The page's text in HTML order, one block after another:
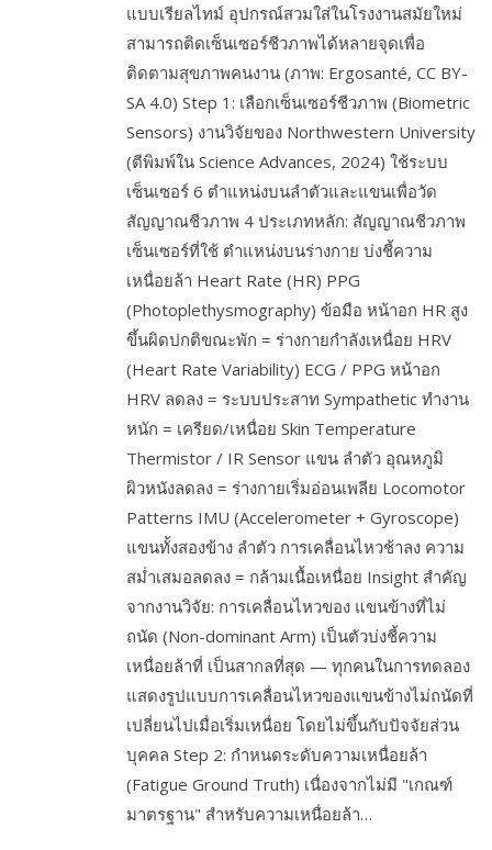
แบบเรียลไทม์ อุปกรณ์สวมใส่ในโรงงานสมัยใหม่
สามารถติดเซ็นเซอร์ชีวภาพได้หลายจุดเพื่อ
ติดตามสุขภาพคนงาน (ภาพ: Ergosanté, CC BY-
SA 4.0) Step 1: เลือกเซ็นเซอร์ชีวภาพ (Biometric
Sensors) งานวิจัยของ Northwestern University
(ตีพิมพ์ใน Science Advances, 2024) ใช้ระบบ
เซ็นเซอร์ 6 ตำแหน่งบนลำตัวและแขนเพื่อวัด
สัญญาณชีวภาพ 4 ประเภทหลัก: สัญญาณชีวภาพ
เซ็นเซอร์ที่ใช้ ตำแหน่งบนร่างกาย บ่งชี้ความ
เหนื่อยล้า Heart Rate (HR) PPG
(Photoplethysmography) ข้อมือ หน้าอก HR สูง
ขึ้นผิดปกติขณะพัก = ร่างกายกำลังเหนื่อย HRV
(Heart Rate Variability) ECG / PPG หน้าอก
HRV ลดลง = ระบบประสาท Sympathetic ทำงาน
หนัก = เครียด/เหนื่อย Skin Temperature
Thermistor / IR Sensor แขน ลำตัว อุณหภูมิ
ผิวหนังลดลง = ร่างกายเริ่มอ่อนเพลีย Locomotor
Patterns IMU (Accelerometer + Gyroscope)
แขนทั้งสองข้าง ลำตัว การเคลื่อนไหวช้าลง ความ
สม่ำเสมอลดลง = กล้ามเนื้อเหนื่อย Insight สำคัญ
จากงานวิจัย: การเคลื่อนไหวของ แขนข้างที่ไม่
ถนัด (Non-dominant Arm) เป็นตัวบ่งชี้ความ
เหนื่อยล้าที่ เป็นสากลที่สุด — ทุกคนในการทดลอง
แสดงรูปแบบการเคลื่อนไหวของแขนข้างไม่ถนัดที่
เปลี่ยนไปเมื่อเริ่มเหนื่อย โดยไม่ขึ้นกับปัจจัยส่วน
บุคคล Step 2: กำหนดระดับความเหนื่อยล้า
(Fatigue Ground Truth) เนื่องจากไม่มี "เกณฑ์
มาตรฐาน" สำหรับความเหนื่อยล้า…